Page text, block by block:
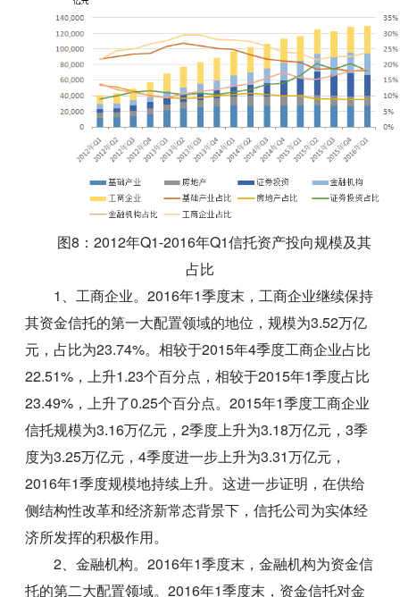
图8：2012年Q1-2016年Q1信托资产投向规模及其
占比
1、工商企业。2016年1季度末，工商企业继续保持
其资金信托的第一大配置领域的地位，规模为3.52万亿
元，占比为23.74%。相较于2015年4季度工商企业占比
22.51%，上升1.23个百分点，相较于2015年1季度占比
23.49%，上升了0.25个百分点。2015年1季度工商企业
信托规模为3.16万亿元，2季度上升为3.18万亿元，3季
度为3.25万亿元，4季度进一步上升为3.31万亿元，
2016年1季度规模地持续上升。这进一步证明，在供给
侧结构性改革和经济新常态背景下，信托公司为实体经
济所发挥的积极作用。
2、金融机构。2016年1季度末，金融机构为资金信
托的第二大配置领域。2016年1季度末，资金信托对金